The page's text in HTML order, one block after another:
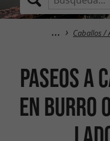
Caballos /
Paseos a
en burro